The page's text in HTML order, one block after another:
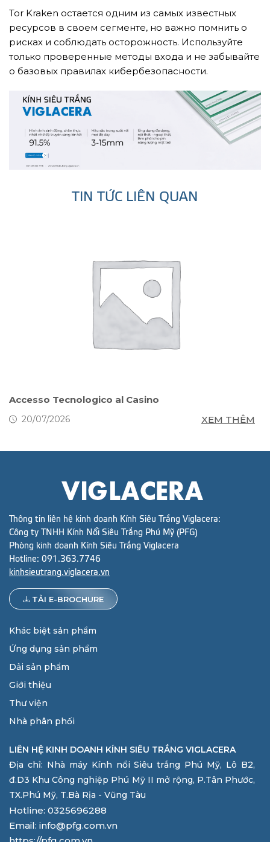
Tor Kraken остается одним из самых известных
ресурсов в своем сегменте, но важно помнить о
рисках и соблюдать осторожность. Используйте
только проверенные методы входа и не забывайте
о базовых правилах кибербезопасности.
TIN TỨC LIÊN QUAN
Accesso Tecnologico al Casino
20/07/2026 XEM THÊM
Thông tin liên hệ kinh doanh Kính Siêu Trắng Viglacera:
Công ty TNHH Kính Nổi Siêu Trắng Phú Mỹ (PFG)
Phòng kinh doanh Kính Siêu Trắng Viglacera
Hotline: 091.363.7746
kinhsieutrang.viglacera.vn
TẢI E-BROCHURE
Khác biệt sản phẩm
Ứng dụng sản phẩm
Dải sản phẩm
Giới thiệu
Thư viện
Nhà phân phối
LIÊN HỆ KINH DOANH KÍNH SIÊU TRẮNG VIGLACERA
Địa chỉ: Nhà máy Kính nổi Siêu trắng Phú Mỹ, Lô B2,
đ.D3 Khu Công nghiệp Phú Mỹ II mở rộng, P.Tân Phước,
TX.Phú Mỹ, T.Bà Rịa - Vũng Tàu
Hotline: 0325696288
Email: info@pfg.com.vn